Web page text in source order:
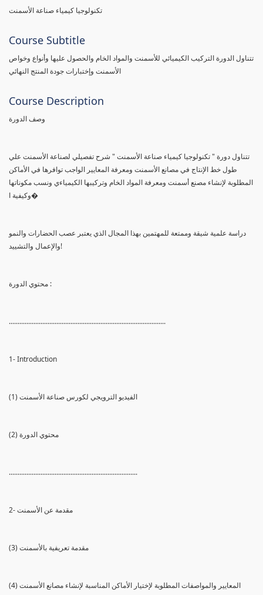
تكنولوجيا كيمياء صناعة الأسمنت
Course Subtitle
تتناول الدورة التركيب الكيميائي للأسمنت والمواد الخام والحصول عليها وأنواع وخواص
الأسمنت وإختبارات جودة المنتج النهائي
Course Description
وصف الدورة
تتناول دورة " تكنولوجيا كيمياء صناعة الأسمنت " شرح تفصيلي لصناعة الأسمنت علي
طول خط الإنتاج في مصانع الأسمنت ومعرفة المعايير الواجب توافرها في الأماكن
المطلوبة لإنشاء مصنع أسمنت ومعرفة المواد الخام وتركيبها الكيمياءي ونسب مكوناتها
وكيفية ا�
دراسة علمية شيقة وممتعة للمهتمين بهذا المجال الذي يعتبر عصب الحضارات والنمو
والإعمال والتشييد!
محتوي الدورة :
.........................................................................................
1- Introduction
(1) الفيديو الترويجي لكورس صناعة الأسمنت
(2) محتوي الدورة
.........................................................................
2- مقدمة عن الأسمنت
(3) مقدمة تعريفية بالأسمنت
(4) المعايير والمواصفات المطلوبة لإختيار الأماكن المناسبة لإنشاء مصانع الأسمنت